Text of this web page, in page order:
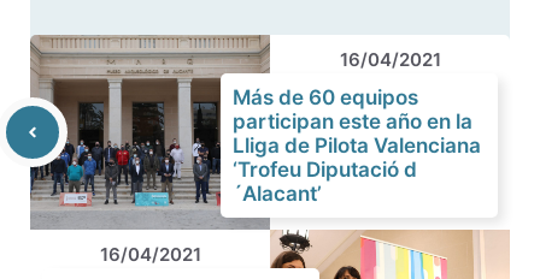
16/04/2021
Más de 60 equipos
participan este año en la
Lliga de Pilota Valenciana
‘Trofeu Diputació d
´Alacant’
16/04/2021